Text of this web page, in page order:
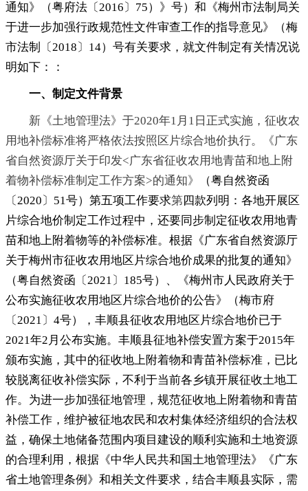
通知》（粤府法〔2016〕75）》号）和《梅州市法制局关
于进一步加强行政规范性文件审查工作的指导意见》（梅
市法制〔2018〕14）号有关要求，就文件制定有关情况说
明如下：：
一、 制定文件背景
新《土地管理法》于2020年1月1日正式实施，征收农
用地补偿标准将严格依法按照区片综合地价执行。《广东
省自然资源厅关于印发<广东省征收农用地青苗和地上附
着物补偿标准制定工作方案>的通知》
（粤自然资函
〔2020〕51号）第五项工作要求第四款列明：各地开展区
片综合地价制定工作过程中 ， 还要同步制定征收农用地青
苗和地上附着物等的补偿标准。根据《广东省自然资源厅
关于梅州市征收农用地区片综合地价成果的批复的通知》
（粤自然资函〔2021〕185号）、《梅州市人民政府关于
公布实施征收农用地区片综合地价的公告》（梅市府
〔2021〕4号）
， 丰顺县征收农用地区片综合地价已于
2021年2月公布实施。丰顺县征地补偿安置方案于2015年
颁布实施 ， 其中的征收地上附着物和青苗补偿标准，已比
较脱离征收补偿实际 ， 不利于当前各乡镇开展征收土地工
作。为进一步加强征地管理 ， 规范征收地上附着物和青苗
补偿工作，维护被征地农民和农村集体经济组织的合法权
益 ， 确保土地储备范围内项目建设的顺利实施和土地资源
的合理利用，根据《中华人民共和国土地管理法》《广东
省土地管理条例》和相关文件要求 ， 结合丰顺县实际，需